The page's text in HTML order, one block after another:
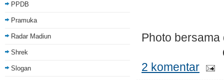
PPDB
Pramuka
Radar Madiun
Shrek
Slogan
Photo
2 komentar